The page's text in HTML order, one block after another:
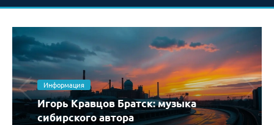
Информация
Профессиональная студия
звукозаписи: как устроен процесс